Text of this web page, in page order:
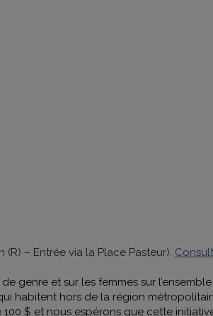
– Entrée via la Place Pasteur).
genre et sur les femmes sur
habitent hors de la région
$ et nous espérons que cette